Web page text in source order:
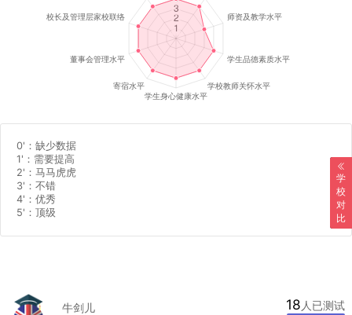
0' ：缺少数据
1' ：需要提高
2' ：马马虎虎
3' ：不错
4' ：优秀
5' ：顶级
牛剑儿
18 人已测试
学
校
对
比